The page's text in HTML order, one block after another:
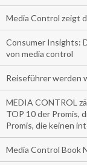
Media Control zeigt
Consumer Insights:
von media control
Reiseführer werden
MEDIA CONTROL
TOP 10 der Promis,
Promis, die keinen
Media Control Book